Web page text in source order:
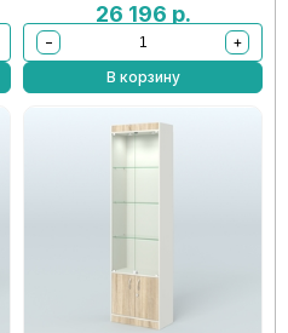
26 196 р.
−
+
В корзину